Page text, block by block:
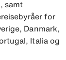
samt
for
Danmark,
Italia og